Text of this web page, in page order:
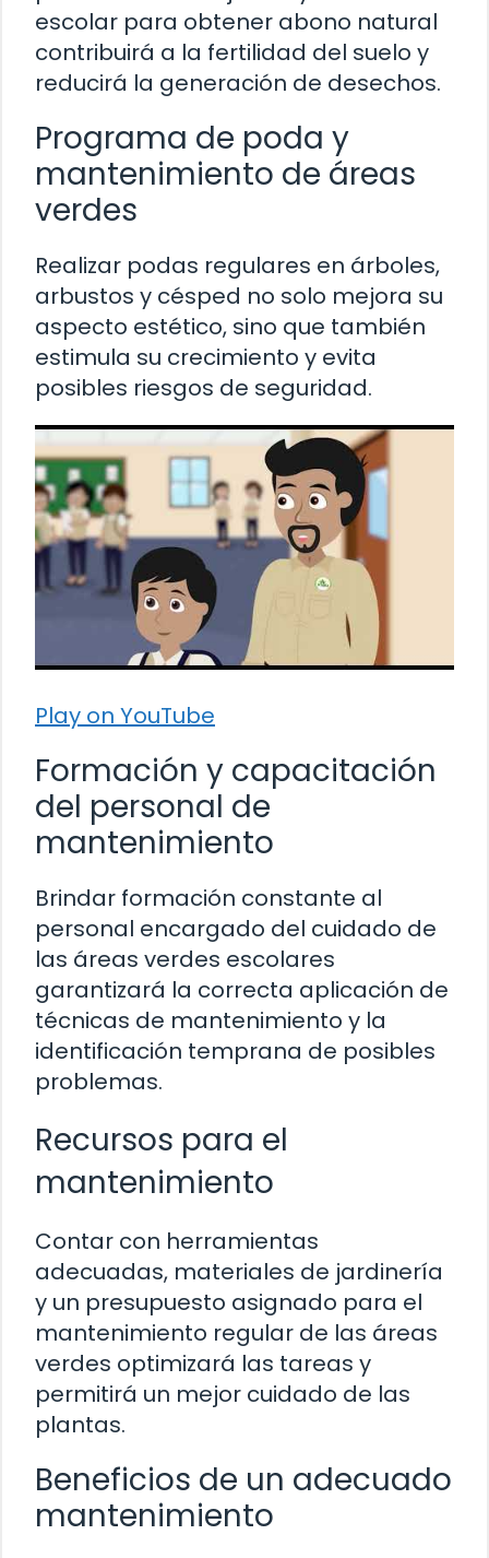
escolar para obtener abono natural
contribuirá a la fertilidad del suelo y
reducirá la generación de desechos.
Programa de poda y
mantenimiento de áreas
verdes
Realizar podas regulares en árboles,
arbustos y césped no solo mejora su
aspecto estético, sino que también
estimula su crecimiento y evita
posibles riesgos de seguridad.
Play on YouTube
Formación y capacitación
del personal de
mantenimiento
Brindar formación constante al
personal encargado del cuidado de
las áreas verdes escolares
garantizará la correcta aplicación de
técnicas de mantenimiento y la
identificación temprana de posibles
problemas.
Recursos para el
mantenimiento
Contar con herramientas
adecuadas, materiales de jardinería
y un presupuesto asignado para el
mantenimiento regular de las áreas
verdes optimizará las tareas y
permitirá un mejor cuidado de las
plantas.
Beneficios de un adecuado
mantenimiento